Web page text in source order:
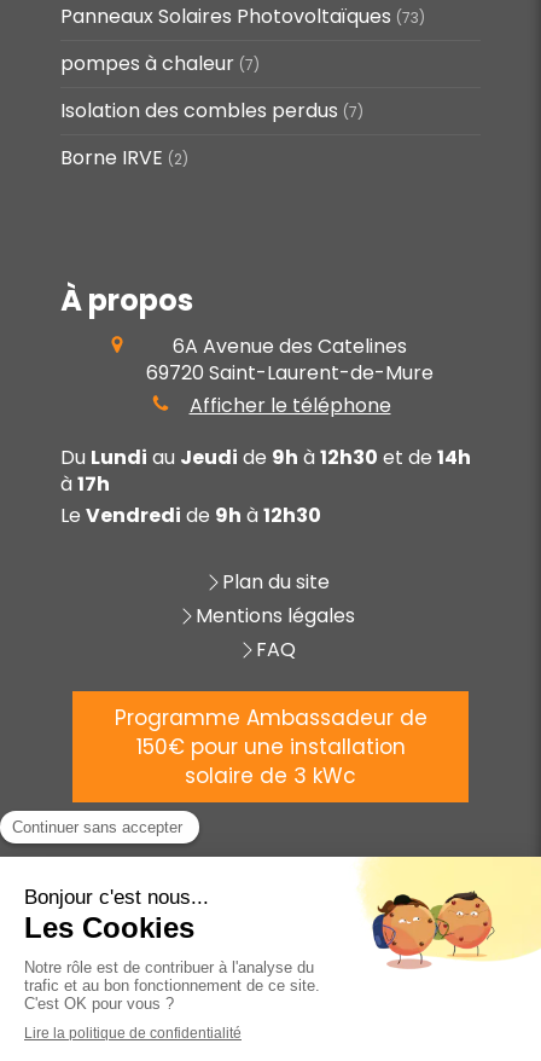
Panneaux Solaires Photovoltaïques (73)
pompes à chaleur (7)
Isolation des combles perdus (7)
Borne IRVE (2)
À propos
6A Avenue des Catelines
69720 Saint-Laurent-de-Mure
Afficher le téléphone
Du Lundi au Jeudi de 9h à12h30 et de 14h
à17h
Le Vendredi de 9h à12h30
Plan du site
Mentions légales
FAQ
Programme Ambassadeur de
150€ pour une installation
solaire de 3 kWc
©2025 AVENIR ÉNERGIE